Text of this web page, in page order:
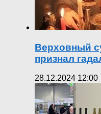
Верховный
признал
28.12.2024 12:00